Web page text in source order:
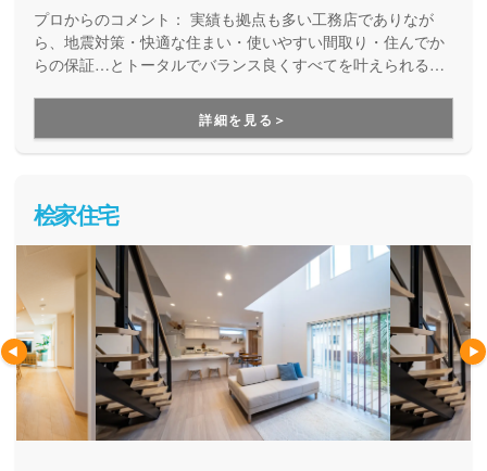
プロからのコメント： 実績も拠点も多い工務店でありなが
ら、地震対策・快適な住まい・使いやすい間取り・住んでか
らの保証…とトータルでバランス良くすべてを叶えられる家
用できる間取り提案も得意なので、末長く安心して暮らせる
住まいをお求めの方、安心できるプロにまるっとお任せした
い方にもお勧めしています。
詳細を見る＞
桧家住宅